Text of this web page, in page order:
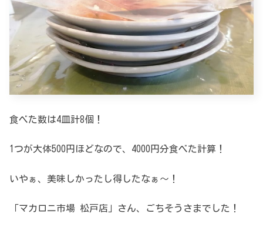
食べた数は4皿計8個！
1つが大体500円ほどなので、4000円分食べた計算！
いやぁ、美味しかったし得したなぁ～！
「マカロニ市場 松戸店」さん、ごちそうさまでした！